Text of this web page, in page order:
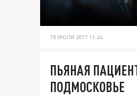
15 ИЮЛЯ 2017 11:24
ПЬЯНАЯ
ПОДМОСКОВЬЕ